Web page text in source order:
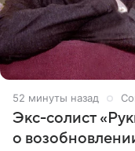
52 минуты назад
Экс-солист
о